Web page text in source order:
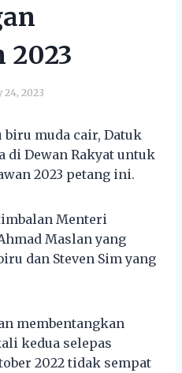
2023
24, 2023
biru muda cair, Datuk
di Dewan Rakyat untuk
2023 petang ini.
Menteri
Maslan yang
dan Steven Sim yang
membentangkan
kedua selepas
2022 tidak sempat